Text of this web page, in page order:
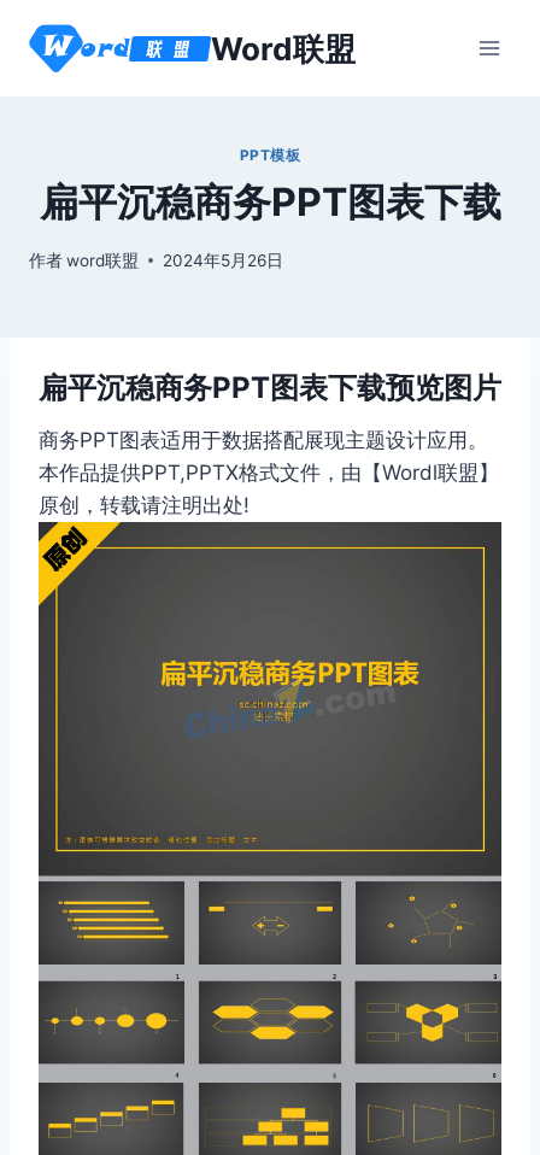
Word联盟
PPT模板
扁平沉稳商务PPT图表下载
作者word联盟 2024年5月26日
扁平沉稳商务PPT图表下载预览图片
商务PPT图表适用于数据搭配展现主题设计应用。
本作品提供PPT,PPTX格式文件，由【Wordl联盟】
原创，转载请注明出处!